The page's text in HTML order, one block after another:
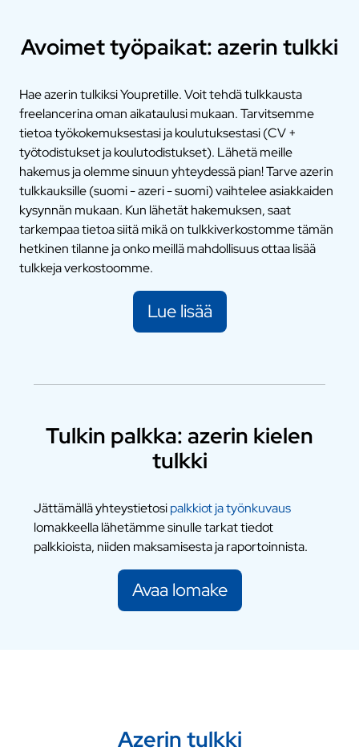
Avoimet työpaikat: azerin tulkki
Hae azerin tulkiksi Youpretille. Voit tehdä tulkkausta
freelancerina oman aikataulusi mukaan. Tarvitsemme
tietoa työkokemuksestasi ja koulutuksestasi (CV +
työtodistukset ja koulutodistukset). Lähetä meille
hakemus ja olemme sinuun yhteydessä pian! Tarve azerin
tulkkauksille (suomi - azeri - suomi) vaihtelee asiakkaiden
kysynnän mukaan. Kun lähetät hakemuksen, saat
tarkempaa tietoa siitä mikä on tulkkiverkostomme tämän
hetkinen tilanne ja onko meillä mahdollisuus ottaa lisää
tulkkeja verkostoomme.
Lue lisää
Tulkin palkka: azerin kielen
tulkki
Jättämällä yhteystietosipalkkiot ja työnkuvaus
lomakkeella lähetämme sinulle tarkat tiedot
palkkioista, niiden maksamisesta ja raportoinnista.
Avaa lomake
Azerin tulkki